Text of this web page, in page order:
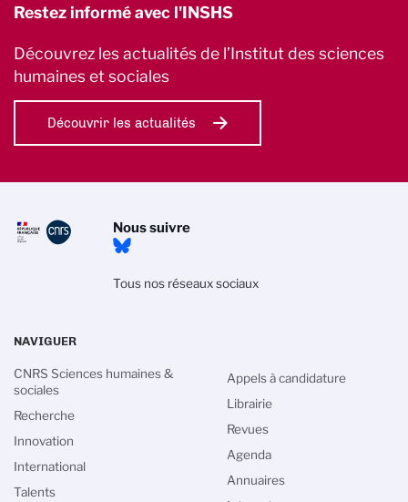
Restez informé avec l'INSHS
Découvrez les actualités de l’Institut des sciences
humaines et sociales
Découvrir les actualités
Nous suivre
Tous nos réseaux sociaux
NAVIGUER
CNRS Sciences humaines &
sociales
Recherche
Innovation
International
Talents
Appels à candidature
Librairie
Revues
Agenda
Annuaires